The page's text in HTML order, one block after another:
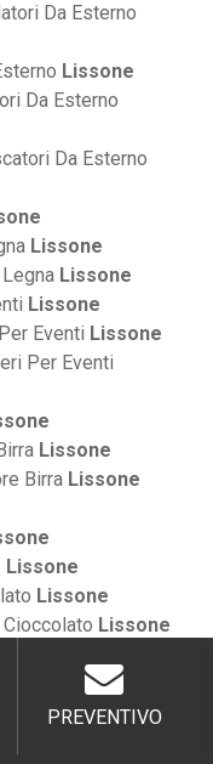
Da Esterno
Lissone
Da Esterno
Da Esterno
Lissone
Lissone
Lissone
Eventi Lissone
Per Eventi
Lissone
Birra Lissone
Lissone
Lissone
Lissone
PREVENTIVO